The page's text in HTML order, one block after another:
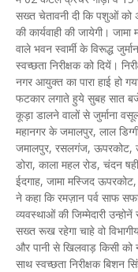
सख्त चेतावनी दी कि पशुओं को
की कार्यवाही की जायेगी।
वाले भवन स्वार्मी के विरूद्ध
स्वच्छता निरीक्षक को दियें।
नगर आयुक्त का पारा हाई हो
फटकार लगाते हुये सुबह सात
कूड़ा डालने वालों से जुर्माना
महानगर के जमालपुर, लाल
जमालपुर, रसलगंज, ऊपरकोट,
डोरा, काला महल रोड, चंदन
ईदगाह, जामा मस्जिद
ने कहा कि रमज़ान पर्व साफ
व्यवस्थाओं की जिम्मेदारी
सख्त रूख रहेगा चाहे वो
और पानी से खिलवाड़ किसी
साथ स्वच्छता निरीक्षक बिशन